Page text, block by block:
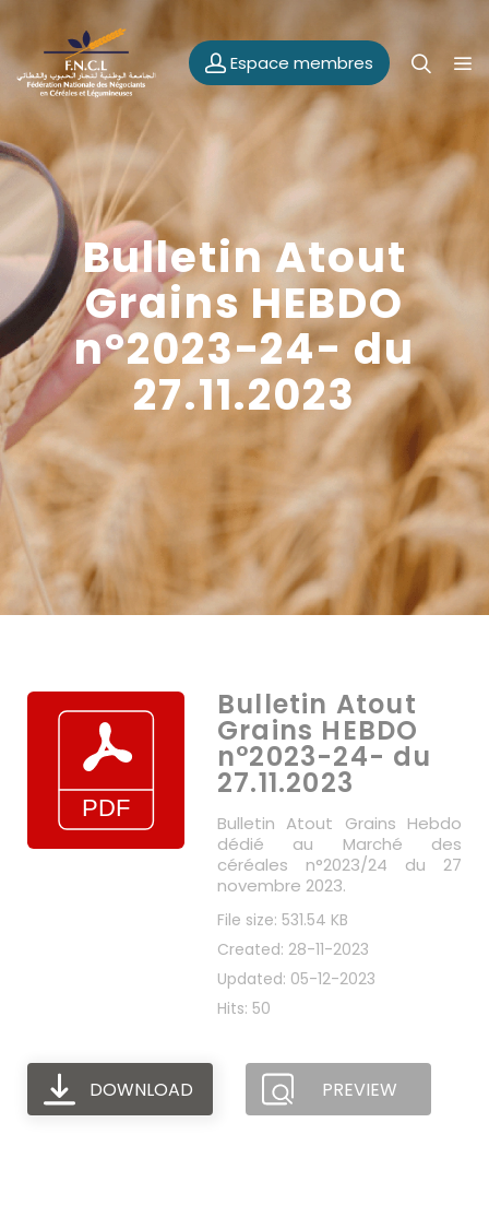
Espace membres
Bulletin Atout
Grains HEBDO
n°2023-24- du
27.11.2023
Bulletin Atout
Grains HEBDO
n°2023-24- du
27.11.2023
Bulletin Atout Grains Hebdo
dédié au Marché des
céréales n°2023/24 du 27
novembre 2023.
File size: 531.54 KB
Created: 28-11-2023
Updated: 05-12-2023
Hits: 50
DOWNLOAD PREVIEW